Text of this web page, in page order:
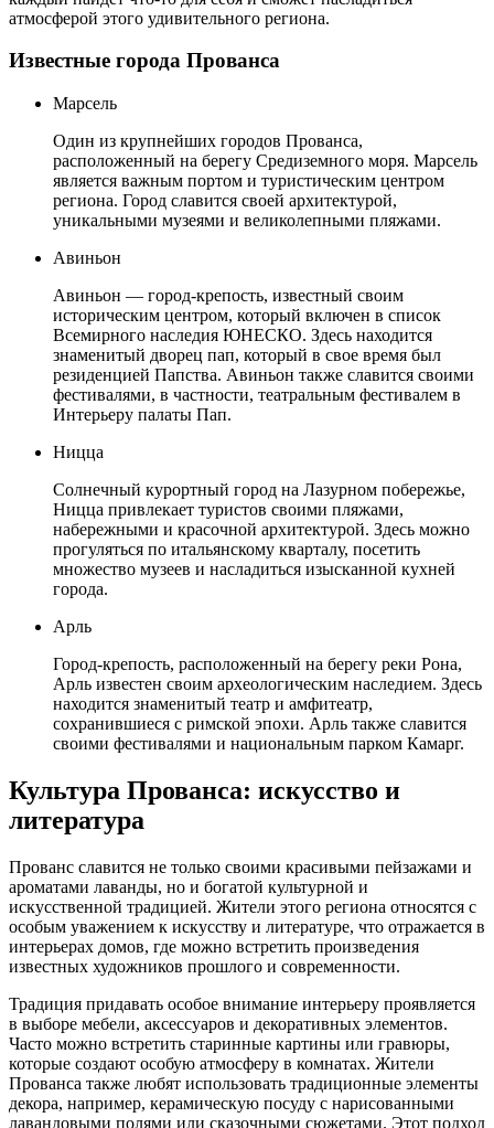
атмосферой этого удивительного региона.
Известные города Прованса
Марсель
Один из крупнейших городов Прованса,
расположенный на берегу Средиземного моря. Марсель
является важным портом и туристическим центром
региона. Город славится своей архитектурой,
уникальными музеями и великолепными пляжами.
Авиньон
Авиньон — город-крепость, известный своим
историческим центром, который включен в список
Всемирного наследия ЮНЕСКО. Здесь находится
знаменитый дворец пап, который в свое время был
резиденцией Папства. Авиньон также славится своими
фестивалями, в частности, театральным фестивалем в
Интерьеру палаты Пап.
Ницца
Солнечный курортный город на Лазурном побережье,
Ницца привлекает туристов своими пляжами,
набережными и красочной архитектурой. Здесь можно
прогуляться по итальянскому кварталу, посетить
множество музеев и насладиться изысканной кухней
города.
Арль
Город-крепость, расположенный на берегу реки Рона,
Арль известен своим археологическим наследием. Здесь
находится знаменитый театр и амфитеатр,
сохранившиеся с римской эпохи. Арль также славится
своими фестивалями и национальным парком Камарг.
Культура Прованса: искусство и
литература
Прованс славится не только своими красивыми пейзажами и
ароматами лаванды, но и богатой культурной и
искусственной традицией. Жители этого региона относятся с
особым уважением к искусству и литературе, что отражается в
интерьерах домов, где можно встретить произведения
известных художников прошлого и современности.
Традиция придавать особое внимание интерьеру проявляется
в выборе мебели, аксессуаров и декоративных элементов.
Часто можно встретить старинные картины или гравюры,
которые создают особую атмосферу в комнатах. Жители
Прованса также любят использовать традиционные элементы
декора, например, керамическую посуду с нарисованными
лавандовыми полями или сказочными сюжетами. Этот подход